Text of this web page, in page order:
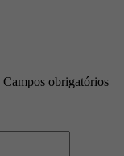
Campos obrigatórios